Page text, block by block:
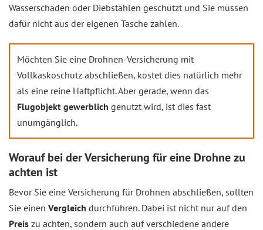
Wasserschäden oder Diebstählen geschützt und Sie müssen
dafür nicht aus der eigenen Tasche zahlen.
Möchten Sie eine Drohnen-Versicherung mit
Vollkaskoschutz abschließen, kostet dies natürlich mehr
als eine reine Haftpflicht. Aber gerade, wenn das
Flugobjekt gewerblich genutzt wird, ist dies fast
unumgänglich.
Worauf bei der Versicherung für eine Drohne zu
achten ist
Bevor Sie eine Versicherung für Drohnen abschließen, sollten
Sie einen Vergleich durchführen. Dabei ist nicht nur auf den
Preis zu achten, sondern auch auf verschiedene andere